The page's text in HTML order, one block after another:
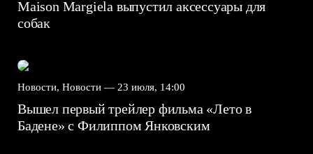
Maison Margiela выпустил аксессуары для
собак
Новости, Новости — 23 июля, 14:00
Вышел первый трейлер фильма «Лето в
Бадене» с Филиппом Янковским